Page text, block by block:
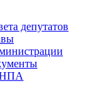
депутатов